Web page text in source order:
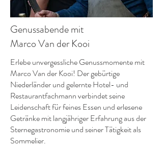
Genussabende mit
Marco Van der Kooi
Erlebe unvergessliche Genussmomente mit
Marco Van der Kooi! Der gebürtige
Niederländer und gelernte Hotel- und
Restaurantfachmann verbindet seine
Leidenschaft für feines Essen und erlesene
Getränke mit langjähriger Erfahrung aus der
Sternegastronomie und seiner Tätigkeit als
Sommelier.